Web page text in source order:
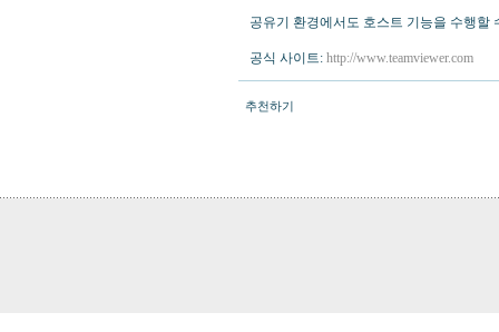
공유기 환경에서도 호스트 기능을 수행할
공식 사이트: http://www.teamviewer.com
추천하기